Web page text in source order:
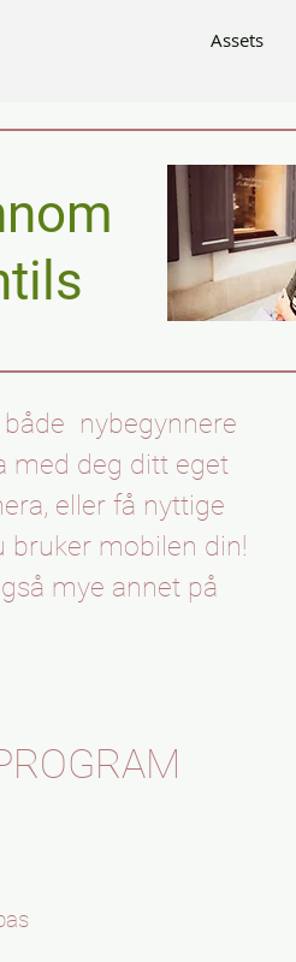
Gallery
Assets
nybegynnere
med deg ditt eget
eller få nyttige
bruker mobilen din!
mye annet på